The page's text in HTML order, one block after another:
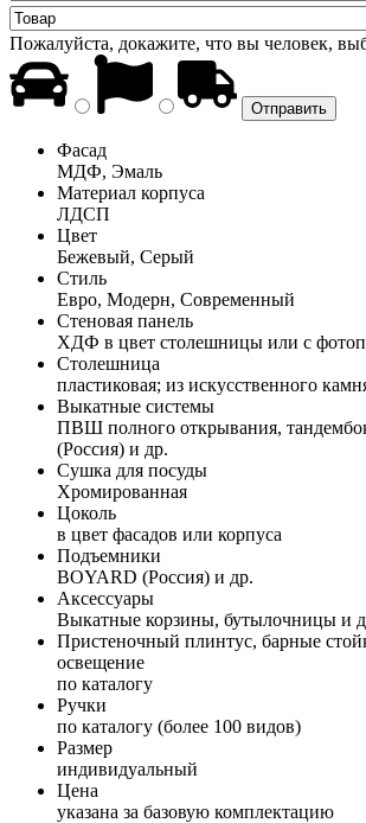
Пожалуйста, докажите, что вы человек,
Фасад
МДФ, Эмаль
Материал корпуса
ЛДСП
Цвет
Бежевый, Серый
Стиль
Евро, Модерн, Современный
Стеновая панель
ХДФ в цвет столешницы или с
Столешница
пластиковая; из искусственного
Выкатные системы
ПВШ полного открывания,
(Россия) и др.
Сушка для посуды
Хромированная
Цоколь
в цвет фасадов или корпуса
Подъемники
BOYARD (Россия) и др.
Аксессуары
Выкатные корзины, бутылочницы и
Пристеночный плинтус, барные
освещение
по каталогу
Ручки
по каталогу (более 100 видов)
Размер
индивидуальный
Цена
указана за базовую комплектацию